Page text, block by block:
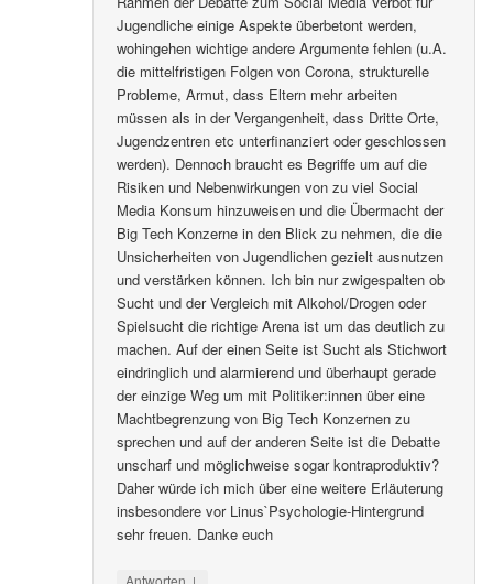
Jugendliche einige Aspekte überbetont werden,
wohingehen wichtige andere Argumente fehlen (u.A.
die mittelfristigen Folgen von Corona, strukturelle
Probleme, Armut, dass Eltern mehr arbeiten
müssen als in der Vergangenheit, dass Dritte Orte,
Jugendzentren etc unterfinanziert oder geschlossen
werden). Dennoch braucht es Begriffe um auf die
Risiken und Nebenwirkungen von zu viel Social
Media Konsum hinzuweisen und die Übermacht der
Big Tech Konzerne in den Blick zu nehmen, die die
Unsicherheiten von Jugendlichen gezielt ausnutzen
und verstärken können. Ich bin nur zwigespalten ob
Sucht und der Vergleich mit Alkohol/Drogen oder
Spielsucht die richtige Arena ist um das deutlich zu
machen. Auf der einen Seite ist Sucht als Stichwort
eindringlich und alarmierend und überhaupt gerade
der einzige Weg um mit Politiker:innen über eine
Machtbegrenzung von Big Tech Konzernen zu
sprechen und auf der anderen Seite ist die Debatte
unscharf und möglichweise sogar kontraproduktiv?
Daher würde ich mich über eine weitere Erläuterung
insbesondere vor Linus`Psychologie-Hintergrund
sehr freuen. Danke euch
↓